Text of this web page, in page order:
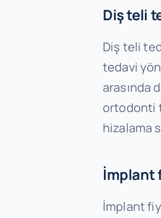
Diş teli
Diş teli
tedavi
arasında
ortodonti
hizalama
İmplant
İmplant